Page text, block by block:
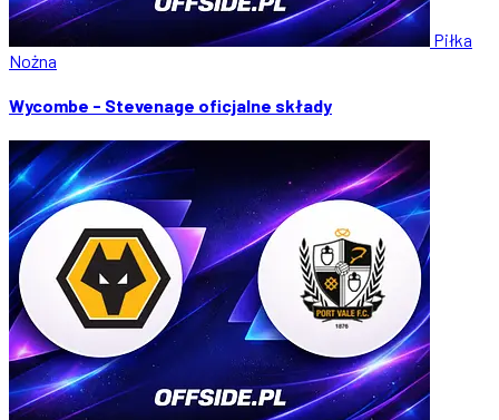
Piłka
Nożna
Wycombe - Stevenage oficjalne składy